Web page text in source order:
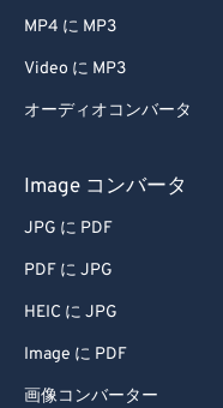
MP4 に MP3
Video に MP3
オーディオコンバータ
Image コンバータ
JPG に PDF
PDF に JPG
HEIC に JPG
Image に PDF
画像コンバーター